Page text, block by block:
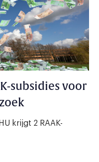
subsidies voor
krijgt 2 RAAK-